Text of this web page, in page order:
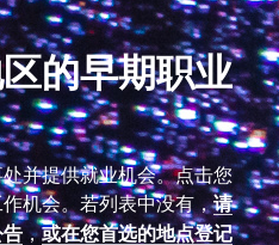
的早期职业
并提供就业机会。点击您
机会。若列表中没有，请
告，或在您首选的地点登记